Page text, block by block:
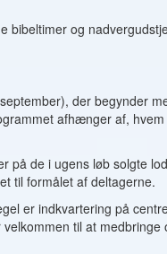
bibeltimer og
der begynder
afhænger af,
på de i ugens løb solgte
til formålet af deltagerne.
er indkvartering på
til at medbringe